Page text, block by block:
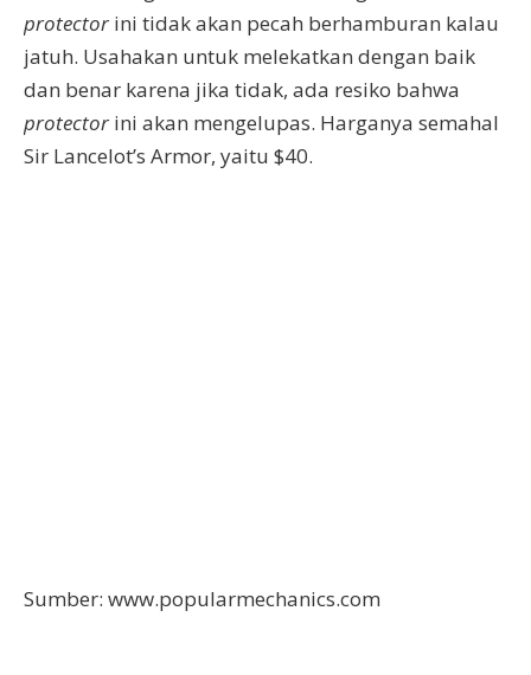
protector ini tidak akan pecah berhamburan kalau
jatuh. Usahakan untuk melekatkan dengan baik
dan benar karena jika tidak, ada resiko bahwa
protector ini akan mengelupas. Harganya semahal
Sir Lancelot’s Armor, yaitu $40.
Sumber: www.popularmechanics.com